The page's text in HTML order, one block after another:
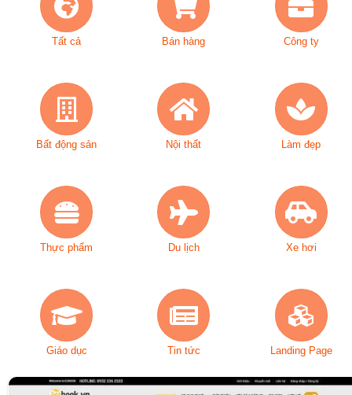
Tất cả Bán hàng Công ty
Bất động sản Nội thất Làm đẹp
Thực phẩm Du lịch Xe hơi
Giáo dục Tin tức Landing Page